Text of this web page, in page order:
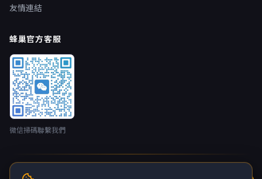
友情連結
蜂巢官方客服
微信掃碼聯繫我們